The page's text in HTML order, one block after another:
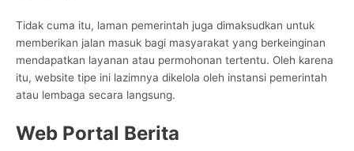
Tidak cuma itu, laman pemerintah juga dimaksudkan untuk
memberikan jalan masuk bagi masyarakat yang berkeinginan
mendapatkan layanan atau permohonan tertentu. Oleh karena
itu, website tipe ini lazimnya dikelola oleh instansi pemerintah
atau lembaga secara langsung.
Web Portal Berita